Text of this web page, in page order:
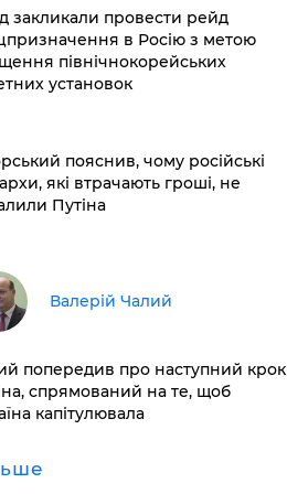
закликали провести рейд
в Росію з метою
північнокорейських
установок
пояснив, чому російські
які втрачають гроші, не
Путіна
Валерій Чалий
попередив про наступний крок
спрямований на те, щоб
капітулювала